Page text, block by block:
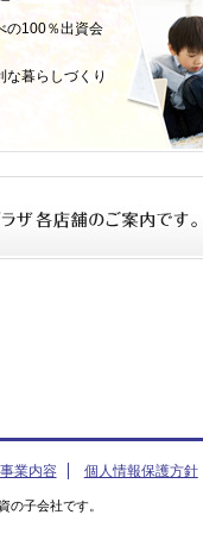
の100％出資会
な暮らしづくり
事業内容 個人情報保護方針
の子会社です。